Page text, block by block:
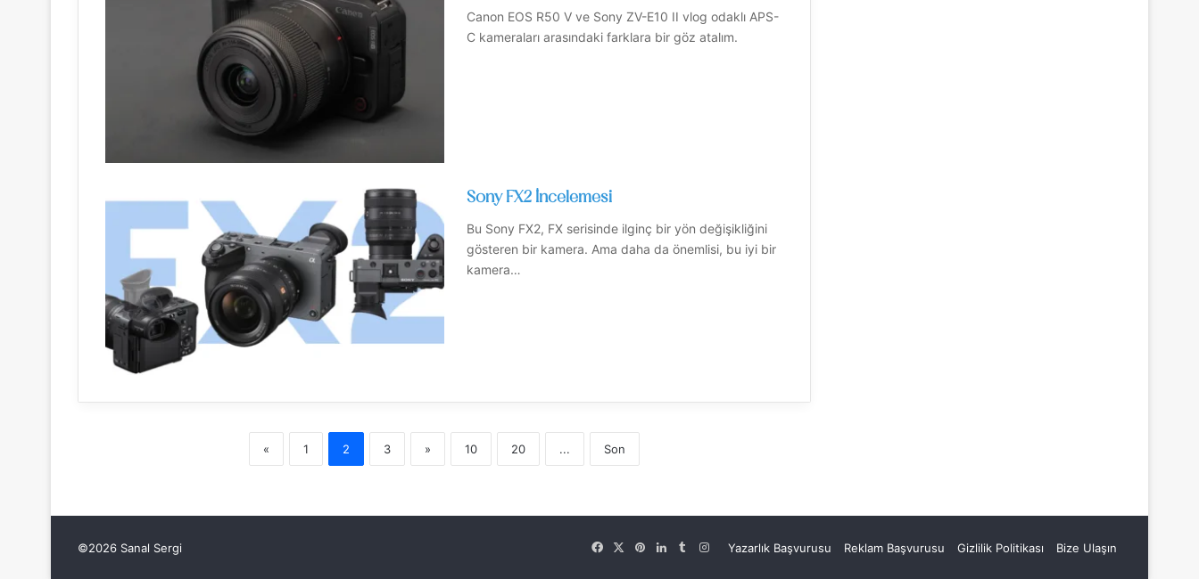
Canon EOS R50 V ve Sony ZV-E10 II vlog odaklı APS-
C kameraları arasındaki farklara bir göz atalım.
Sony FX2 İncelemesi
Bu Sony FX2, FX serisinde ilginç bir yön değişikliğini
gösteren bir kamera. Ama daha da önemlisi, bu iyi bir
kamera…
« 1 2 3 » 10 20 ... Son
©2026 Sanal Sergi Yazarlık Başvurusu Reklam Başvurusu Gizlilik Politikası Bize Ulaşın
FacebookPinterestLinkedIn
TumblrInstagram